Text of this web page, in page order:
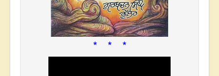
* * *